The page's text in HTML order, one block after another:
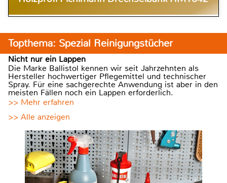
Topthema: Spezial Reinigungstücher
Nicht nur ein Lappen
Die Marke Ballistol kennen wir seit Jahrzehnten als
Hersteller hochwertiger Pflegemittel und technischer
Spray. Für eine sachgerechte Anwendung ist aber in den
meisten Fällen noch ein Lappen erforderlich.
>> Mehr erfahren
>> Alle anzeigen